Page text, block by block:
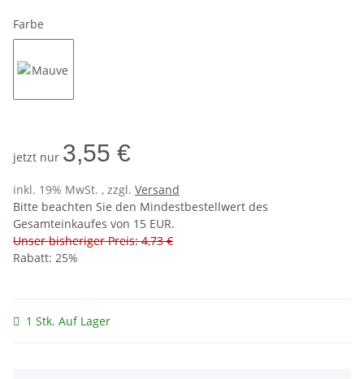
Farbe
jetzt nur 3,55 €
inkl. 19% MwSt. , zzgl. Versand
Bitte beachten Sie den Mindestbestellwert des
Gesamteinkaufes von 15 EUR.
Unser bisheriger Preis: 4,73 €
Rabatt: 25%
1 Stk. Auf Lager